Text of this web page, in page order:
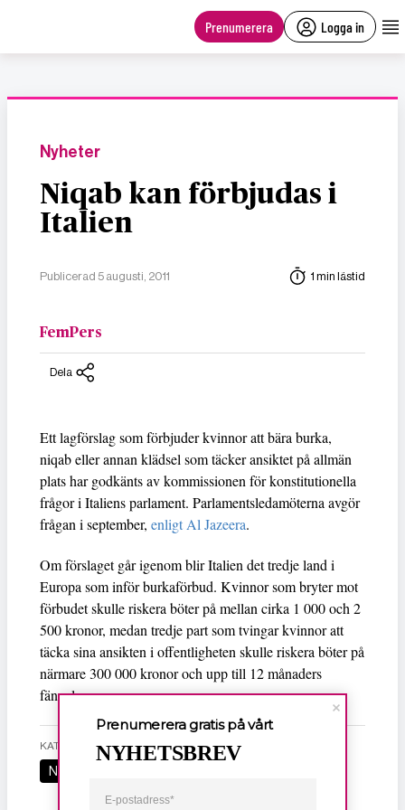
Prenumerera Logga in
Nyheter
Niqab kan förbjudas i
Italien
Publicerad 5 augusti, 2011 1 min lästid
FemPers
Dela
Ett lagförslag som förbjuder kvinnor att bära burka,
niqab eller annan klädsel som täcker ansiktet på allmän
plats har godkänts av kommissionen för konstitutionella
frågor i Italiens parlament. Parlamentsledamöterna avgör
frågan i september, enligt Al Jazeera.
Om förslaget går igenom blir Italien det tredje land i
Europa som inför burkaförbud. Kvinnor som bryter mot
förbudet skulle riskera böter på mellan cirka 1 000 och 2
500 kronor, medan tredje part som tvingar kvinnor att
täcka sina ansikten i offentligheten skulle riskera böter på
närmare 300 000 kronor och upp till 12 månaders
fängelse.
KATEGORI
Prenumerera gratis på vårt
NYHETSBREV